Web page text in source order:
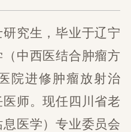
研究生，毕业于辽宁
中西医结合肿瘤方
院进修肿瘤放射治
师。现任四川省老
医学）专业委员会